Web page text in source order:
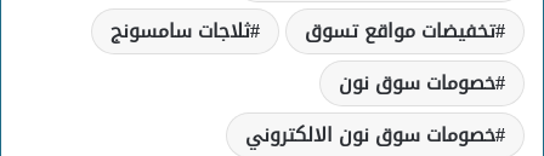
تخفيضات مواقع تسوق
ثلاجات سامسونج
خصومات سوق نون
خصومات سوق نون الالكتروني